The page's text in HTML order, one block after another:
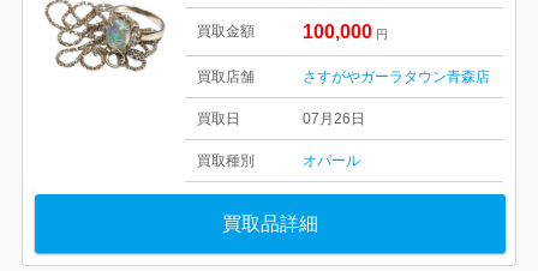
買取金額 100,000 円
買取店舗 さすがやガーラタウン青森店
買取日 07月26日
買取種別 オパール
買取品詳細